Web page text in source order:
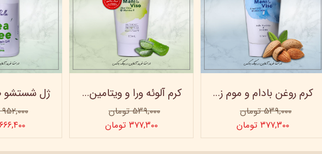
۹۵۲,۰۰۰ تومان
۶۶۶,۴۰۰
کرم آلوئه ورا و ویتامین e ویتابلا
۵۳۹,۰۰۰ تومان
۳۷۷,۳۰۰ تومان
کرم روغن بادام و موم زنبور عسل ویتابلا - 60 میلی لیتر
۵۳۹,۰۰۰ تومان
۳۷۷,۳۰۰ تومان